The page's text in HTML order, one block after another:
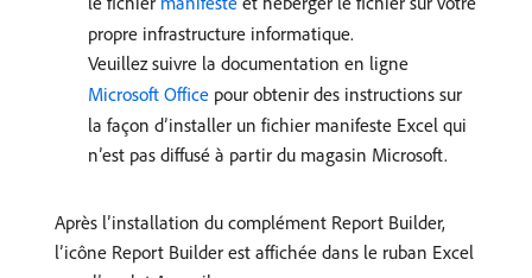
propre infrastructure informatique.
Veuillez suivre la documentation en ligne
Microsoft Office pour obtenir des instructions sur
la façon d’installer un fichier manifeste Excel qui
n’est pas diffusé à partir du magasin Microsoft.
Après l’installation du complément Report Builder,
l’icône Report Builder est affichée dans le ruban Excel